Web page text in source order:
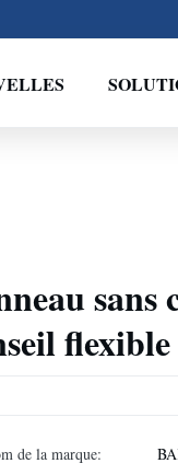
de la marque: